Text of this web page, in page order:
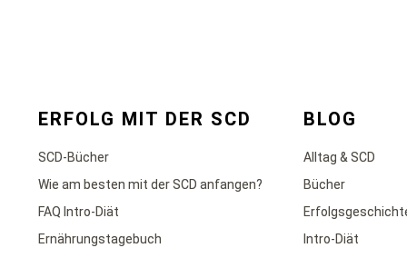
ERFOLG MIT DER SCD
SCD-Bücher
Wie am besten mit der SCD anfangen?
FAQ Intro-Diät
Ernährungstagebuch
BLOG
Alltag & SCD
Bücher
Intro-Diät